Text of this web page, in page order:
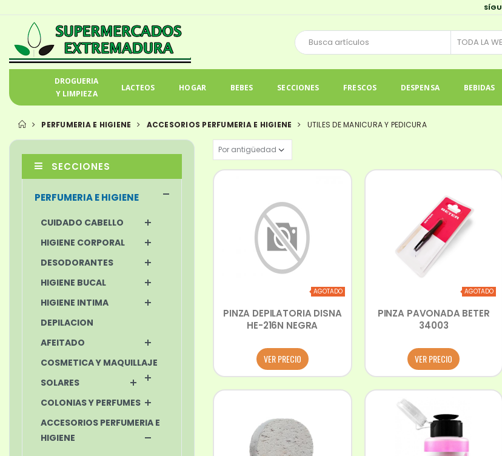
DROGUERIA
Y LIMPIEZA
LACTEOS HOGAR BEBES SECCIONES FRESCOS DESPENSA BEBIDAS
PERFUMERIA E HIGIENE ACCESORIOS PERFUMERIA E HIGIENE UTILES DE MANICURA Y PEDICURA
AGOTADO
PINZA DEPILATORIA DISNA
HE-216N NEGRA
VER PRECIO
AGOTADO
PINZA PAVONADA BETER
34003
VER PRECIO
SECCIONES
PERFUMERIA E HIGIENE
CUIDADO CABELLO
HIGIENE CORPORAL
DESODORANTES
HIGIENE BUCAL
HIGIENE INTIMA
DEPILACION
AFEITADO
COSMETICA Y MAQUILLAJE
SOLARES
COLONIAS Y PERFUMES
ACCESORIOS PERFUMERIA E
HIGIENE